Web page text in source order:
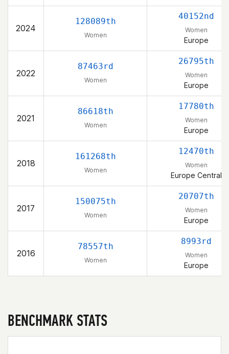
2024
128089th
Women
40152nd
Women
Europe
2022
87463rd
Women
26795th
Women
Europe
2021
86618th
Women
17780th
Women
Europe
2018
161268th
Women
12470th
Women
Europe Central
2017
150075th
Women
20707th
Women
Europe
2016
78557th
Women
8993rd
Women
Europe
BENCHMARK STATS